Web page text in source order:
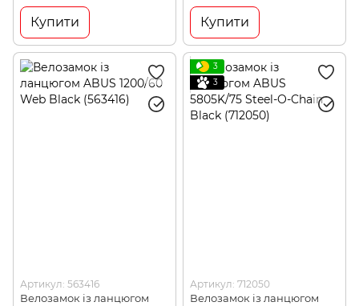
Купити Купити
Артикул: 563416
Велозамок із ланцюгом
3
3
Артикул: 712050
Велозамок із ланцюгом